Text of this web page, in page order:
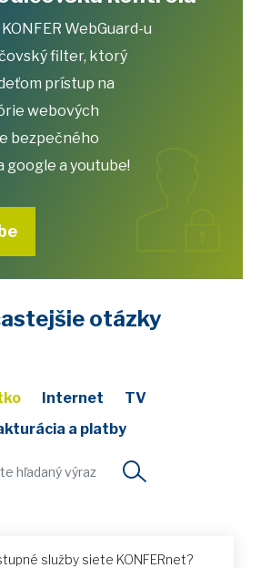
WebGuard-u
filter, ktorý
prístup na
webových
bezpečného
google a youtube!
otázky
Internet
TV
a platby
služby siete KONFERnet?